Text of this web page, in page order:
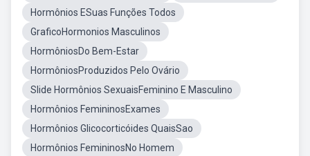
Hormônios ESuas Funções Todos
GraficoHormonios Masculinos
HormôniosDo Bem-Estar
HormôniosProduzidos Pelo Ovário
Slide Hormônios SexuaisFeminino E Masculino
Hormônios FemininosExames
Hormônios Glicocorticóides QuaisSao
Hormônios FemininosNo Homem